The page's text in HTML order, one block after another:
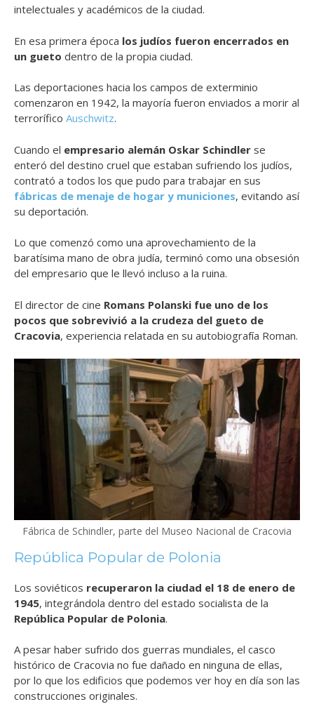
intelectuales y académicos de la ciudad.
En esa primera época los judíos fueron encerrados en
un gueto dentro de la propia ciudad.
Las deportaciones hacia los campos de exterminio
comenzaron en 1942, la mayoría fueron enviados a morir al
terrorífico Auschwitz.
Cuando el empresario alemán Oskar Schindler se
enteró del destino cruel que estaban sufriendo los judíos,
contrató a todos los que pudo para trabajar en sus
fábricas de menaje de hogar y municiones, evitando así
su deportación.
Lo que comenzó como una aprovechamiento de la
baratísima mano de obra judía, terminó como una obsesión
del empresario que le llevó incluso a la ruina.
El director de cine Romans Polanski fue uno de los
pocos que sobrevivió a la crudeza del gueto de
Cracovia, experiencia relatada en su autobiografía Roman.
Fábrica de Schindler, parte del Museo Nacional de Cracovia
República Popular de Polonia
Los soviéticos recuperaron la ciudad el 18 de enero de
1945, integrándola dentro del estado socialista de la
República Popular de Polonia.
A pesar haber sufrido dos guerras mundiales, el casco
histórico de Cracovia no fue dañado en ninguna de ellas,
por lo que los edificios que podemos ver hoy en día son las
construcciones originales.